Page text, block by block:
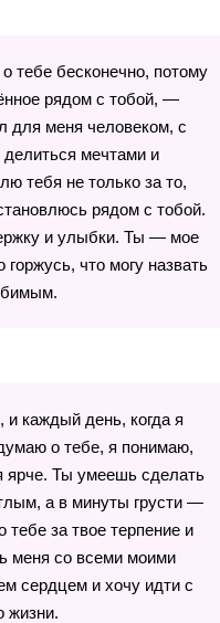
тебе бесконечно, потому
рядом с тобой, —
для меня человеком, с
мечтами и
тебя не только за то,
рядом с тобой.
и улыбки. Ты — мое
что могу назвать
каждый день, когда я
о тебе, я понимаю,
ярче. Ты умеешь сделать
а в минуты грусти —
за твое терпение и
меня со всеми моими
сердцем и хочу идти с
жизни.